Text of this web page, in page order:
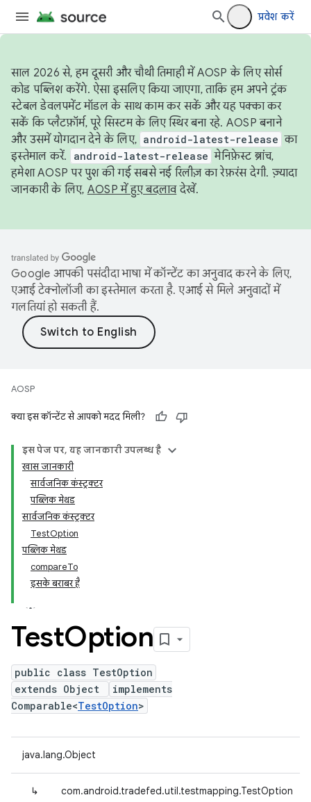
प्रवेश करें
साल 2026 से, हम दूसरी और चौथी तिमाही में AOSP के लिए सोर्स
कोड पब्लिश करेंगे. ऐसा इसलिए किया जाएगा, ताकि हम अपने ट्रंक
स्टेबल डेवलपमेंट मॉडल के साथ काम कर सकें और यह पक्का कर
सकें कि प्लैटफ़ॉर्म, पूरे सिस्टम के लिए स्थिर बना रहे. AOSP बनाने
और उसमें योगदान देने के लिए, android-latest-release का
इस्तेमाल करें.
android-latest-release मेनिफ़ेस्ट ब्रांच,
हमेशा AOSP पर पुश की गई सबसे नई रिलीज़ का रेफ़रंस देगी. ज़्यादा
जानकारी के लिए, AOSP में हुए बदलावदेखें.
Google आपकी पसंदीदा भाषा में कॉन्टेंट का अनुवाद करने के लिए,
एआई टेक्नोलॉजी का इस्तेमाल करता है. एआई से मिले अनुवादों में
गलतियां हो सकती हैं.
AOSP
क्या इस कॉन्टेंट से आपको मदद मिली?
इस पेज पर, यह जानकारी उपलब्ध है
खास जानकारी
सार्वजनिक कंस्ट्रक्टर
पब्लिक मेथड
सार्वजनिक कंस्ट्रक्टर
TestOption
पब्लिक मेथड
compareTo
इसके बराबर है
TestOption
public class TestOption
extends Object
implements
Comparable<TestOption>
java.lang.Object
↳ com.android.tradefed.util.testmapping.TestOption